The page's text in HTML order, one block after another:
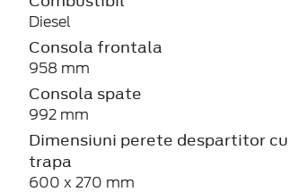
Diesel
Consola frontala
958 mm
Consola spate
992 mm
Dimensiuni perete despartitor cu
trapa
600 x 270 mm